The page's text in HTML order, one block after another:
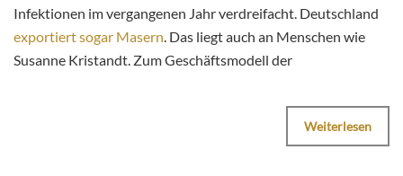
Infektionen im vergangenen Jahr verdreifacht. Deutschland
exportiert sogar Masern. Das liegt auch an Menschen wie
Susanne Kristandt. Zum Geschäftsmodell der
Weiterlesen